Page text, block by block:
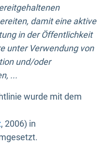
damit eine aktive
in der Öffentlichkeit
unter Verwendung von
und/oder
...
wurde mit dem
, 2006) in